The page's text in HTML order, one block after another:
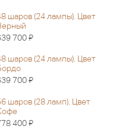
шаров (24 лампы). Цвет
700Я
шаров (24 лампы). Цвет
700Я
шаров (28 ламп). Цвет
400Я